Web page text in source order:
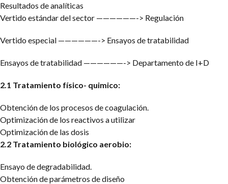
Resultados de analíticas
Vertido estándar del sector ——————-> Regulación
Vertido especial ——————-> Ensayos de tratabilidad
Ensayos de tratabilidad ——————-> Departamento de I+D
2.1 Tratamiento físico- quimico:
Obtención de los procesos de coagulación.
Optimización de los reactivos a utilizar
Optimización de las dosis
2.2 Tratamiento biológico aerobio:
Ensayo de degradabilidad.
Obtención de parámetros de diseño